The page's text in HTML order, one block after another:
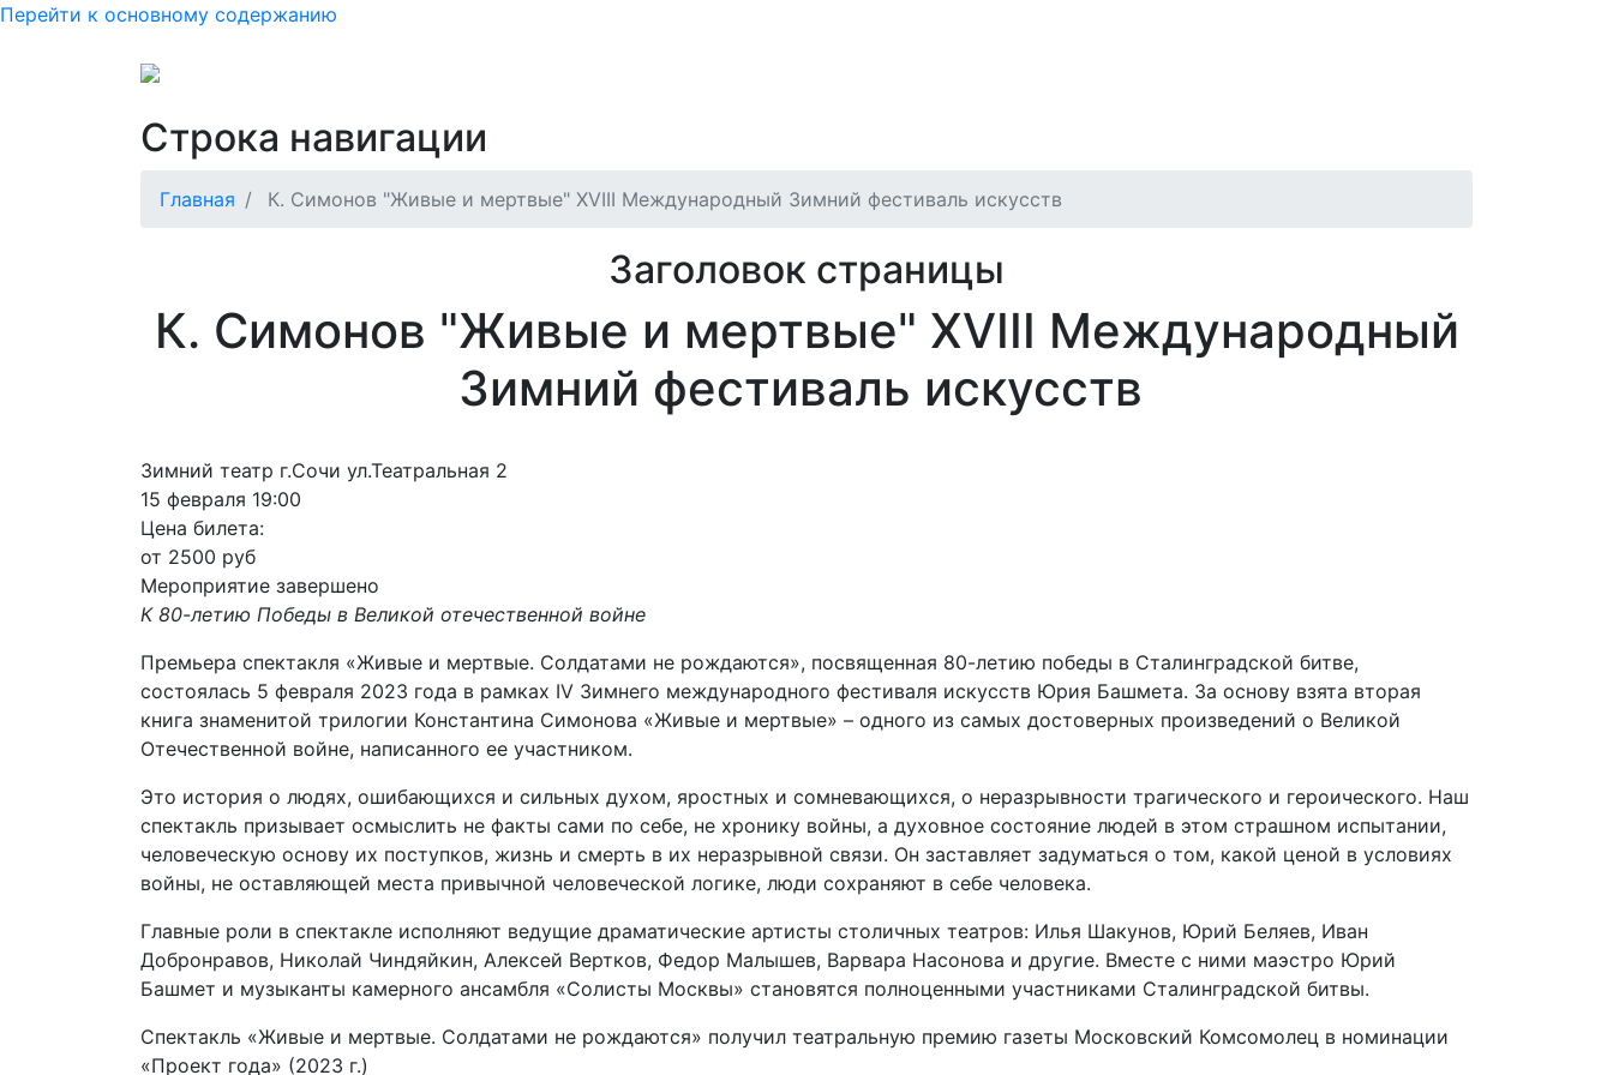
Перейти к основному содержанию
Строка навигации
Главная К. Симонов "Живые и мертвые" XVIII Международный Зимний фестиваль искусств
Заголовок страницы
К. Симонов "Живые и мертвые" XVIII Международный
Зимний фестиваль искусств
Зимний театр г.Сочи ул.Театральная 2
15 февраля 19:00
Цена билета:
от 2500 руб
Мероприятие завершено
К 80-летию Победы в Великой отечественной войне
Премьера спектакля «Живые и мертвые. Солдатами не рождаются», посвященная 80-летию победы в Сталинградской битве,
состоялась 5 февраля 2023 года в рамках IV Зимнего международного фестиваля искусств Юрия Башмета. За основу взята вторая
книга знаменитой трилогии Константина Симонова «Живые и мертвые» – одного из самых достоверных произведений о Великой
Отечественной войне, написанного ее участником.
Это история о людях, ошибающихся и сильных духом, яростных и сомневающихся, о неразрывности трагического и героического. Наш
спектакль призывает осмыслить не факты сами по себе, не хронику войны, а духовное состояние людей в этом страшном испытании,
человеческую основу их поступков, жизнь и смерть в их неразрывной связи. Он заставляет задуматься о том, какой ценой в условиях
войны, не оставляющей места привычной человеческой логике, люди сохраняют в себе человека.
Главные роли в спектакле исполняют ведущие драматические артисты столичных театров: Илья Шакунов, Юрий Беляев, Иван
Добронравов, Николай Чиндяйкин, Алексей Вертков, Федор Малышев, Варвара Насонова и другие. Вместе с ними маэстро Юрий
Башмет и музыканты камерного ансамбля «Солисты Москвы» становятся полноценными участниками Сталинградской битвы.
Спектакль «Живые и мертвые. Солдатами не рождаются» получил театральную премию газеты Московский Комсомолец в номинации
«Проект года» (2023 г.)